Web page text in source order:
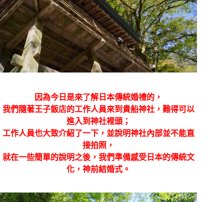
因為今日是來了解日本傳統婚禮的，
我們隨著王子飯店的工作人員來到貴船神社，難得可以
進入到神社裡頭；
工作人員也大致介紹了一下，並說明神社內部並不能直
接拍照，
就在一些簡單的說明之後，我們準備感受日本的傳統文
化，神前結婚式。